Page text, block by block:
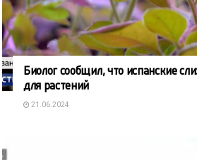
Биолог сообщил, что испанские
для растений
21.06.2024